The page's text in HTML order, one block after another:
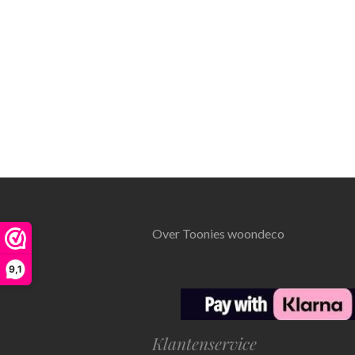
9,1
Over Toonies woondeco
Klantenservice